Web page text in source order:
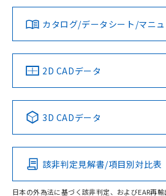
ダウンロードデータをご利用いただ
みください。
ソフトウェアの使用条件
対応済み
中国 RoHS 注意事項・凡例
Pb Hg
O
LR型式承認
（イギリス
船舶規格）
DNV型式承認
（ノルウェー
Yes No
この製品の規格
その他の認証はこちらのペ
カタログ/データシート/マニ
2D CADデータ
3D CADデータ
該非判定見解書/項目別対比表
日本の外為法に基づく該非判定、およびEAR再